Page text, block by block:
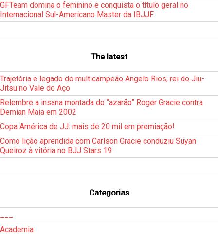
GFTeam domina o feminino e conquista o título geral no
Internacional Sul-Americano Master da IBJJF
The latest
Trajetória e legado do multicampeão Angelo Rios, rei do Jiu-
Jitsu no Vale do Aço
Relembre a insana montada do “azarão” Roger Gracie contra
Demian Maia em 2002
Copa América de JJ: mais de 20 mil em premiação!
Como lição aprendida com Carlson Gracie conduziu Suyan
Queiroz à vitória no BJJ Stars 19
Categorias
Academia